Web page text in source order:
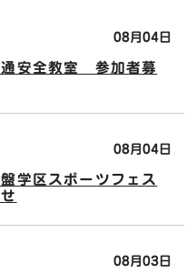
08月04日
通安全教室 参加者募
08月04日
学区スポーツフェス
08月03日